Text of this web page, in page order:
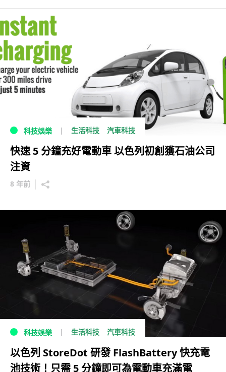
科技娛樂 生活科技 汽車科技
快速 5 分鐘充好電動車 以色列初創獲石油公司
注資
8 年前
科技娛樂 生活科技 汽車科技
以色列 StoreDot 研發 FlashBattery 快充電
池技術！只需 5 分鐘即可為電動車充滿電